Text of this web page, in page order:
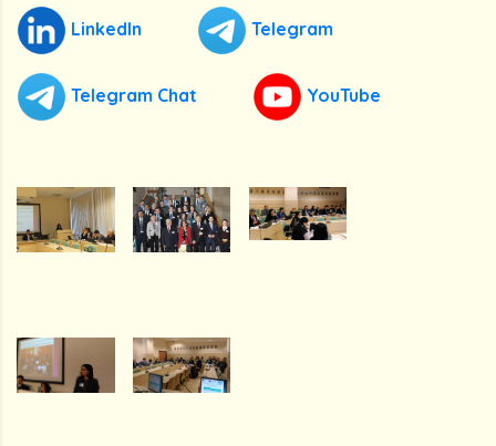
LinkedIn Telegram
Telegram Chat YouTube